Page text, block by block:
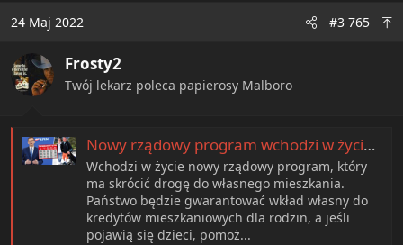
t
o
n
s
24 Maj 2022 #3 765
Frosty2
Twój lekarz poleca papierosy Malboro
Nowy rządowy program wchodzi w życie lada dzień. Dziecko obniży ci ratę nawet o 600 zł! [TABELA]
Wchodzi w życie nowy rządowy program, który
ma skrócić drogę do własnego mieszkania.
Państwo będzie gwarantować wkład własny do
kredytów mieszkaniowych dla rodzin, a jeśli
pojawią się dzieci, pomoż...